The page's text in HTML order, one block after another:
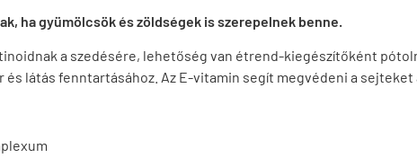
ha gyümölcsök és zöldségek is szerepelnek benne.
a szedésére, lehetőség van étrend-kiegészítőként
látás fenntartásához. Az E-vitamin segít megvédeni a sejteket